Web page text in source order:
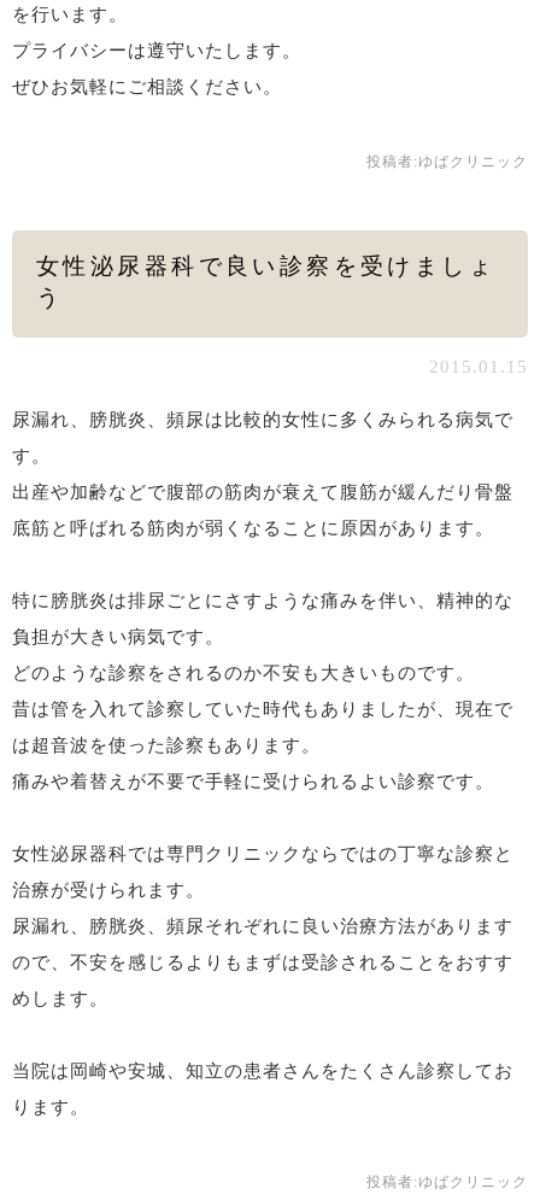
を行います。
プライバシーは遵守いたします。
ぜひお気軽にご相談ください。
投稿者: ゆばクリニック
女性泌尿器科で良い診察を受けましょ
う
2015.01.15
尿漏れ、膀胱炎、頻尿は比較的女性に多くみられる病気で
す。
出産や加齢などで腹部の筋肉が衰えて腹筋が緩んだり骨盤
底筋と呼ばれる筋肉が弱くなることに原因があります。
特に膀胱炎は排尿ごとにさすような痛みを伴い、精神的な
負担が大きい病気です。
どのような診察をされるのか不安も大きいものです。
昔は管を入れて診察していた時代もありましたが、現在で
は超音波を使った診察もあります。
痛みや着替えが不要で手軽に受けられるよい診察です。
女性泌尿器科では専門クリニックならではの丁寧な診察と
治療が受けられます。
尿漏れ、膀胱炎、頻尿それぞれに良い治療方法があります
ので、不安を感じるよりもまずは受診されることをおすす
めします。
当院は岡崎や安城、知立の患者さんをたくさん診察してお
ります。
投稿者: ゆばクリニック